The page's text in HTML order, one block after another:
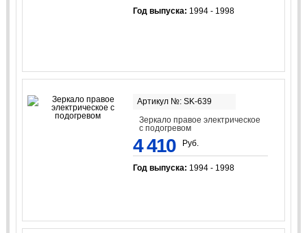
Год выпуска: 1994 - 1998
Артикул №: SK-639
Зеркало правое электрическое
с подогревом
4 410 Руб.
Год выпуска: 1994 - 1998